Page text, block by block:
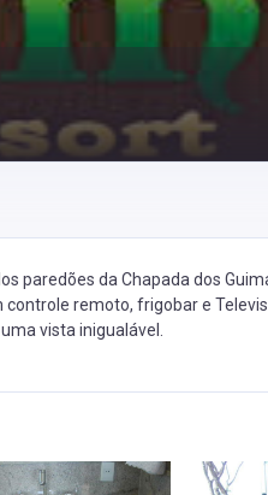
paredões da Chapada dos
remoto, frigobar e
vista inigualável.